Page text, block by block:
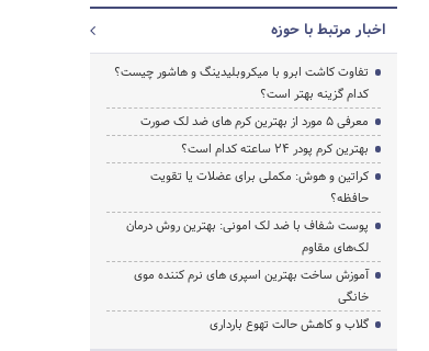
اخبار مرتبط با حوزه
تفاوت کاشت ابرو با میکروبلیدینگ و هاشور چیست؟
کدام گزینه بهتر است؟
معرفی 5 مورد از بهترین کرم های ضد لک صورت
بهترین کرم پودر 24 ساعته کدام است؟
کراتین و هوش: مکملی برای عضلات یا تقویت
حافظه؟
پوست شفاف با ضد لک امونی: بهترین روش درمان
لک‌های مقاوم
آموزش ساخت بهترین اسپری های نرم‌ کننده موی
خانگی
گلاب و کاهش حالت تهوع بارداری